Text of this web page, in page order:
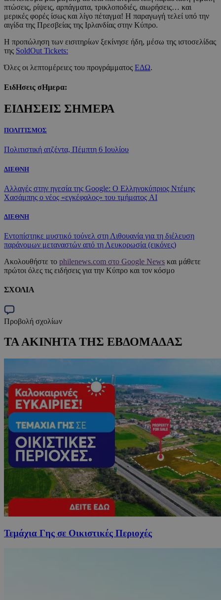
πτώσεις, ρίψεις, αρπάγματα, τρικλοποδιές, αιωρήσεις… και
μερικές φορές ίσως και λίγο πέταγμα! Η παραγωγή τελεί υπό την
αιγίδα της Πρεσβείας της Ιρλανδίας στην Κύπρο.
Η προπώληση των εισιτηρίων ξεκίνησε ήδη, μέσω της ιστοσελίδας
της SoldOut Tickets:
Όλες οι λεπτομέρειες του προγράμματος ΕΔΩ.
ΕιδΗσεις σΗμερα:
ΕΙΔΗΣΕΙΣ ΣΗΜΕΡΑ
ΠΟΛΙΤΙΣΜΟΣ
Πολιτιστική ατζέντα, Πέμπτη 6 Ιουλίου
ΔΙΕΘΝΗ
Αλλαγές στην ηγεσία της Google: Ο Ελληνοκύπριος Ντέμης
Χασάμπης ο νέος «εγκέφαλος» του τμήματος AI
ΔΙΕΘΝΗ
Εντοπίστηκε μυστικό τούνελ στη Λιθουανία για τη διέλευση
παράνομων μεταναστών από τη Λευκορωσία (εικόνες)
Ακολουθήστε το philenews.com στο Google News και μάθετε
πρώτοι όλες τις ειδήσεις για την Κύπρο και τον κόσμο
ΣΧΟΛΙΑ
Προβολή σχολίων
ΤΑ ΑΚΙΝΗΤΑ ΤΗΣ ΕΒΔΟΜΑΔΑΣ
Τεμάχια Γης σε Οικιστικές Περιοχές